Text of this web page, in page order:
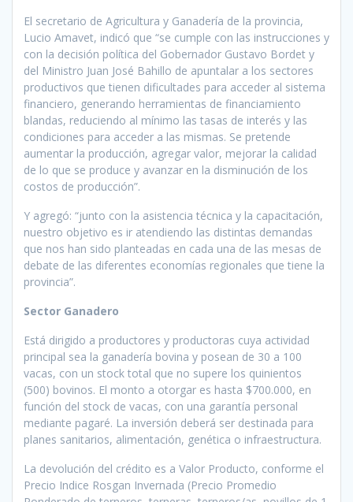
El secretario de Agricultura y Ganadería de la provincia,
Lucio Amavet, indicó que “se cumple con las instrucciones y
con la decisión política del Gobernador Gustavo Bordet y
del Ministro Juan José Bahillo de apuntalar a los sectores
productivos que tienen dificultades para acceder al sistema
financiero, generando herramientas de financiamiento
blandas, reduciendo al mínimo las tasas de interés y las
condiciones para acceder a las mismas. Se pretende
aumentar la producción, agregar valor, mejorar la calidad
de lo que se produce y avanzar en la disminución de los
costos de producción”.
Y agregó: “junto con la asistencia técnica y la capacitación,
nuestro objetivo es ir atendiendo las distintas demandas
que nos han sido planteadas en cada una de las mesas de
debate de las diferentes economías regionales que tiene la
provincia”.
Sector Ganadero
Está dirigido a productores y productoras cuya actividad
principal sea la ganadería bovina y posean de 30 a 100
vacas, con un stock total que no supere los quinientos
(500) bovinos. El monto a otorgar es hasta $700.000, en
función del stock de vacas, con una garantía personal
mediante pagaré. La inversión deberá ser destinada para
planes sanitarios, alimentación, genética o infraestructura.
La devolución del crédito es a Valor Producto, conforme el
Precio Indice Rosgan Invernada (Precio Promedio